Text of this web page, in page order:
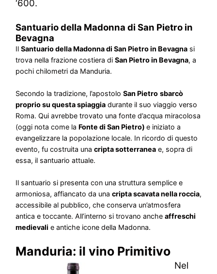
‘600.
Santuario della Madonna di San Pietro in
Bevagna
Il Santuario della Madonna di San Pietro in Bevagna si
trova nella frazione costiera di San Pietro in Bevagna, a
pochi chilometri da Manduria.
Secondo la tradizione, l’apostolo San Pietro sbarcò
proprio su questa spiaggia durante il suo viaggio verso
Roma. Qui avrebbe trovato una fonte d’acqua miracolosa
(oggi nota come la Fonte di San Pietro) e iniziato a
evangelizzare la popolazione locale. In ricordo di questo
evento, fu costruita una cripta sotterranea e, sopra di
essa, il santuario attuale.
Il santuario si presenta con una struttura semplice e
armoniosa, affiancato da una cripta scavata nella roccia,
accessibile al pubblico, che conserva un’atmosfera
antica e toccante. All’interno si trovano anche affreschi
medievali e antiche icone della Madonna.
Manduria: il vino Primitivo
Nel